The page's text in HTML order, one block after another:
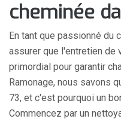
cheminée
En tant que passionné du
assurer que l'entretien de
primordial pour garantir
Ramonage, nous savons
73, et c'est pourquoi un
Commencez par un